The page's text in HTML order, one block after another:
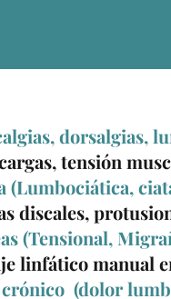
dorsalgias,
tensión
(Lumbociática,
discales,
(Tensional,
linfático manual
(dolor